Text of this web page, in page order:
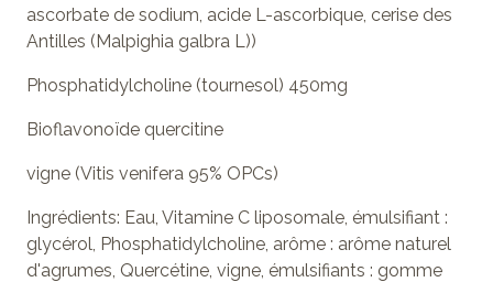
ascorbate de sodium, acide L-ascorbique, cerise des
Antilles (Malpighia galbra L))
Phosphatidylcholine (tournesol) 450mg
Bioflavonoïde quercitine
vigne (Vitis venifera 95% OPCs)
Ingrédients: Eau, Vitamine C liposomale, émulsifiant :
glycérol, Phosphatidylcholine, arôme : arôme naturel
d'agrumes, Quercétine, vigne, émulsifiants : gomme